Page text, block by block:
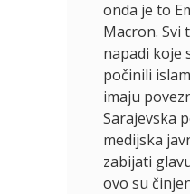
onda je to
Macron. Svi
napadi koje
počinili
imaju
Sarajevska
medijska
zabijati
ovo su